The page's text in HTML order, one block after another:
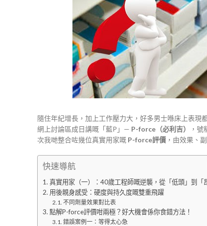
隨住年紀增長，加上工作壓力大，好多男士喺床上表
網上討論區成日講嘅「藍P」— P-force（必利吉）
，
次我哋整合咗幾位真實用家嘅 P-force評價 ，由效果、
快速導航
真實用家（一）：40歲工程師嘅逆襲，從「低頭」到「
用後親身感受：硬度與持久度嘅雙重飛躍
不同劑量效果對比表
點解P-force評價咁兩極？好大機會係你食錯方法！
錯誤案例一：等得太心急